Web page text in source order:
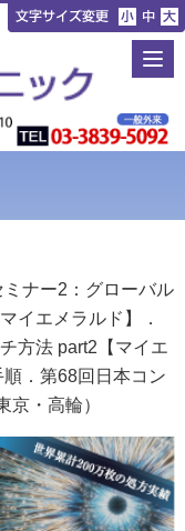
ナー2：グローバル
イエメラルド】．
方法 part2【マイエ
．第68回日本コン
京・高輪）